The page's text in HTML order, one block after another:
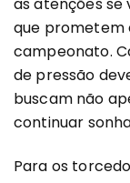
que prometem
campeonato.
de pressão
buscam não
continuar
Para os